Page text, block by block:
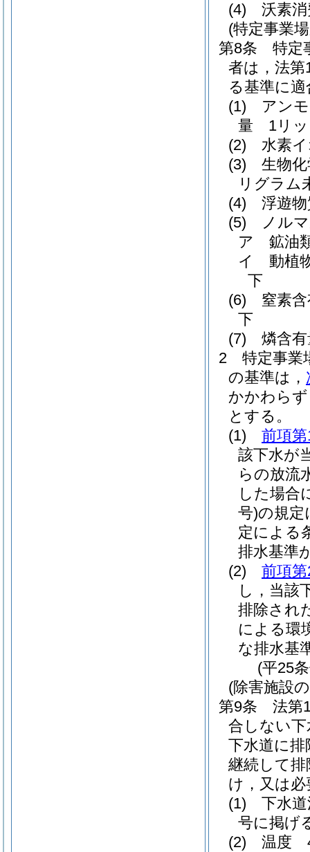
(4)
沃素
(特定事業
第8条
特定
者は，法
る基準に
(1)
アン
量 1リッ
(2)
水素
(3)
生物
リグラム
(4)
浮遊
(5)
ノル
ア
鉱油
イ
動植
下
(6)
窒素
下
(7)
燐含
2
特定事業
の基準は，
かかわら
とする。
(1)
前項
該下水が
らの放流
した場合
号)の規定
定による
排水基準
(2)
前項
し，当該
排除され
による環
な排水基
(平25
(除害施設
第9条
法第
合しない下
下水道に
継続して
け，又は
(1)
下水
号に掲げ
(2)
温度